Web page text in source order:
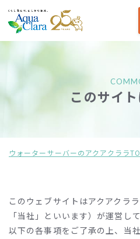
このサイ
ウォーターサーバーのアクアクララ
このウェブサイトはアクアクラ
「当社」といいます）が運営して
以下の各事項をご了承の上、当